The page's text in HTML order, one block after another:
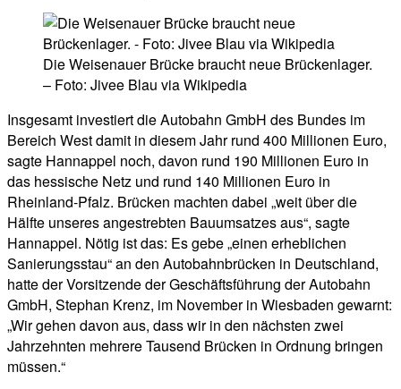
Die Weisenauer Brücke braucht neue Brückenlager.
– Foto: Jivee Blau via Wikipedia
Insgesamt investiert die Autobahn GmbH des Bundes im
Bereich West damit in diesem Jahr rund 400 Millionen Euro,
sagte Hannappel noch, davon rund 190 Millionen Euro in
das hessische Netz und rund 140 Millionen Euro in
Rheinland-Pfalz. Brücken machten dabei „weit über die
Hälfte unseres angestrebten Bauumsatzes aus“, sagte
Hannappel. Nötig ist das: Es gebe „einen erheblichen
Sanierungsstau“ an den Autobahnbrücken in Deutschland,
hatte der Vorsitzende der Geschäftsführung der Autobahn
GmbH, Stephan Krenz, im November in Wiesbaden gewarnt:
„Wir gehen davon aus, dass wir in den nächsten zwei
Jahrzehnten mehrere Tausend Brücken in Ordnung bringen
müssen.“